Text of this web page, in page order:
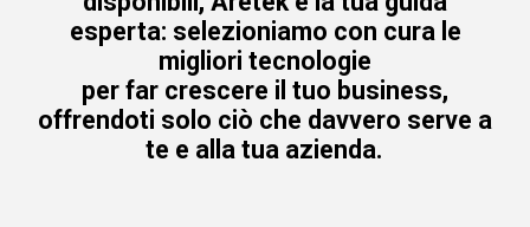
esperta: selezioniamo con cura le
migliori tecnologie
per far crescere il tuo business,
offrendoti solo ciò che davvero serve a
te e alla tua azienda.